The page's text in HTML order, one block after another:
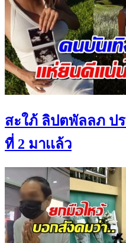
สะใภ้ ลิปตพัลลภ ป
ที่ 2 มาเเล้ว